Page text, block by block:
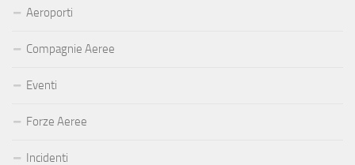
Aeroporti
Compagnie Aeree
Eventi
Forze Aeree
Incidenti